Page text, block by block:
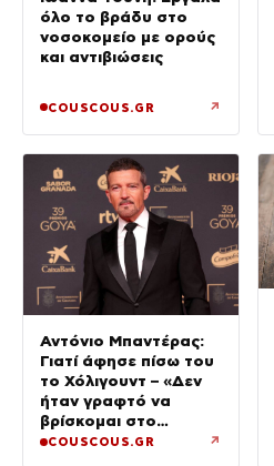
όλο το βράδυ στο
νοσοκομείο με ορούς
και αντιβιώσεις
COUSCOUS.GR ↗
Αντόνιο Μπαντέρας:
Γιατί άφησε πίσω του
το Χόλιγουντ – «Δεν
ήταν γραφτό να
βρίσκομαι στο
Μαλιμπού, αλλά στη
COUSCOUS.GR ↗